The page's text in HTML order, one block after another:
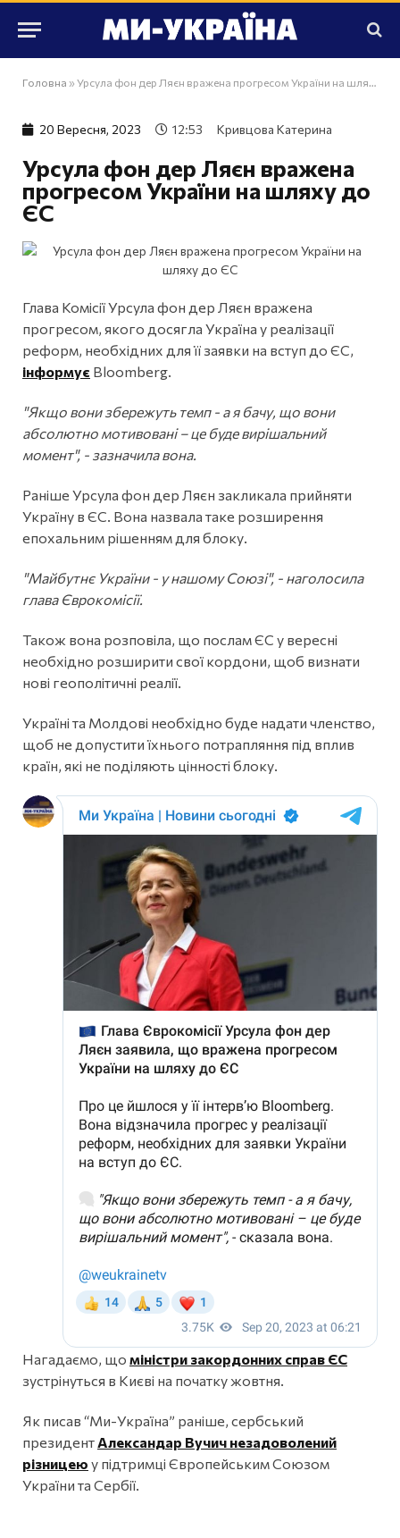
Головна » Урсула фон дер Ляєн вражена прогресом України на шляху до ЄС
20 Вересня, 2023 12:53 Кривцова Катерина
Урсула фон дер Ляєн вражена
прогресом України на шляху до
ЄС
Глава Комісії Урсула фон дер Ляєн вражена
прогресом, якого досягла Україна у реалізації
реформ, необхідних для її заявки на вступ до ЄС,
інформує Bloomberg.
"Якщо вони збережуть темп - а я бачу, що вони
абсолютно мотивовані – це буде вирішальний
момент", - зазначила вона.
Раніше Урсула фон дер Ляєн закликала прийняти
Україну в ЄС. Вона назвала таке розширення
епохальним рішенням для блоку.
"Майбутнє України - у нашому Союзі", - наголосила
глава Єврокомісії.
Також вона розповіла, що послам ЄС у вересні
необхідно розширити свої кордони, щоб визнати
нові геополітичні реалії.
Україні та Молдові необхідно буде надати членство,
щоб не допустити їхнього потрапляння під вплив
країн, які не поділяють цінності блоку.
Нагадаємо, що міністри закордонних справ ЄС
зустрінуться в Києві на початку жовтня.
Як писав “Ми-Україна” раніше, сербський
президентАлександар Вучич незадоволений
різницею у підтримці Європейським Союзом
України та Сербії.